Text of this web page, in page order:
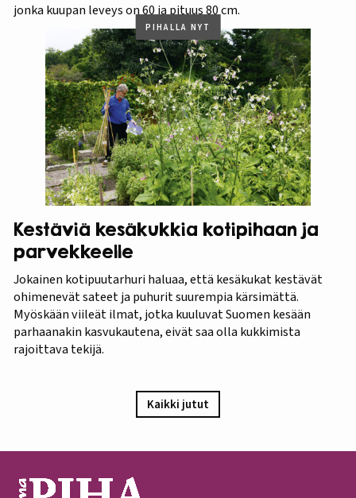
jonka kuupan leveys on 60 ja pituus 80 cm.
PIHALLA NYT
Kestäviä kesäkukkia kotipihaan ja
parvekkeelle
Jokainen kotipuutarhuri haluaa, että kesäkukat kestävät
ohimenevät sateet ja puhurit suurempia kärsimättä.
Myöskään viileät ilmat, jotka kuuluvat Suomen kesään
parhaanakin kasvukautena, eivät saa olla kukkimista
rajoittava tekijä.
Kaikki jutut